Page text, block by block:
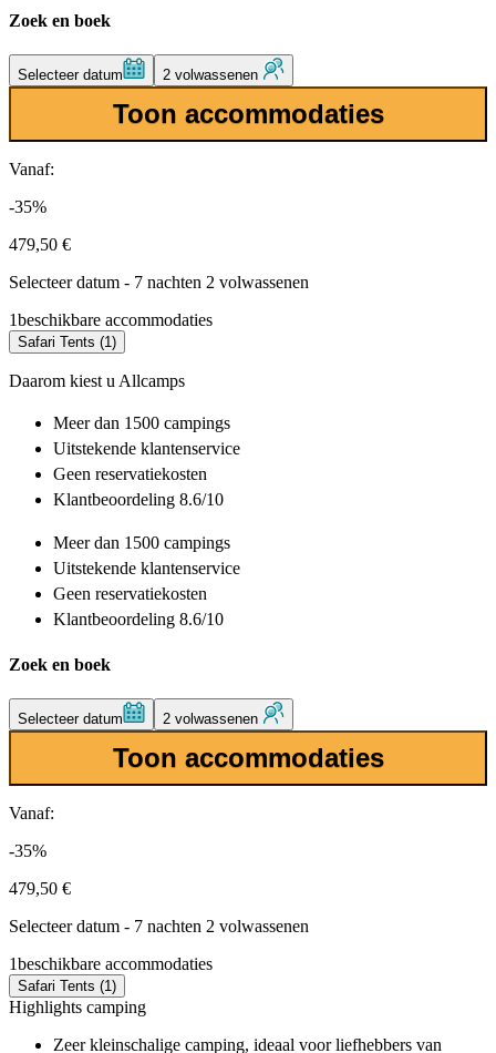
Zoek en boek
Selecteer datum 2 volwassenen
Toon accommodaties
Vanaf:
-35%
479,50 €
Selecteer datum - 7 nachten 2 volwassenen
1beschikbare accommodaties
Safari Tents (1)
Daarom kiest u Allcamps
Meer dan 1500 campings
Uitstekende klantenservice
Geen reservatiekosten
Klantbeoordeling 8.6/10
Meer dan 1500 campings
Uitstekende klantenservice
Geen reservatiekosten
Klantbeoordeling 8.6/10
Zoek en boek
Selecteer datum 2 volwassenen
Toon accommodaties
Vanaf:
-35%
479,50 €
Selecteer datum - 7 nachten 2 volwassenen
1beschikbare accommodaties
Safari Tents (1)
Highlights camping
Zeer kleinschalige camping, ideaal voor liefhebbers van